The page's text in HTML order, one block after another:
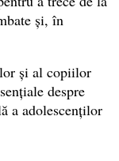
și, în
și al copiilor
despre
a adolescenților